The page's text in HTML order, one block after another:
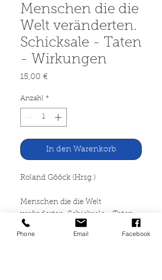
Menschen die die
Welt veränderten.
Schicksale - Taten
- Wirkungen
15,00 €Preis
Anzahl *
In den Warenkorb
Roland Gööck (Hrsg.)
Menschen die die Welt
veränderten. Schicksale - Taten -
Wirkungen
Phone Email Facebook